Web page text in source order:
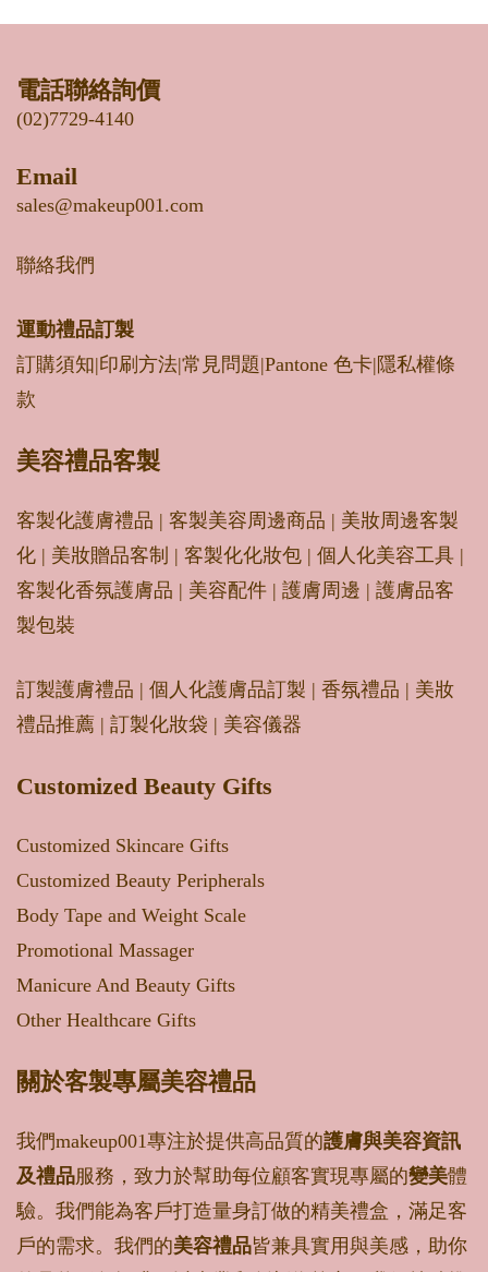
電話聯絡詢價
(02)7729-4140
Email
sales@makeup001.com
聯絡我們
運動禮品訂製
訂購須知|印刷方法|常見問題|Pantone 色卡| 隱私權條
款
美容禮品客製
客製化護膚禮品 | 客製美容周邊商品 | 美妝周邊客製
化 | 美妝贈品客制 | 客製化化妝包 | 個人化美容工具 |
客製化香氛護膚品 | 美容配件 | 護膚周邊 | 護膚品客
製包裝
訂製護膚禮品 | 個人化護膚品訂製 | 香氛禮品 | 美妝
禮品推薦 | 訂製化妝袋 | 美容儀器
Customized Beauty Gifts
Customized Skincare Gifts
Customized Beauty Peripherals
Body Tape and Weight Scale
Promotional Massager
Manicure And Beauty Gifts
Other Healthcare Gifts
關於客製專屬美容禮品
我們makeup001專注於提供高品質的護膚與美容資訊
及禮品服務，致力於幫助每位顧客實現專屬的變美體
驗。我們能為客戶打造量身訂做的精美禮盒，滿足客
戶的需求。我們的美容禮品皆兼具實用與美感，助你